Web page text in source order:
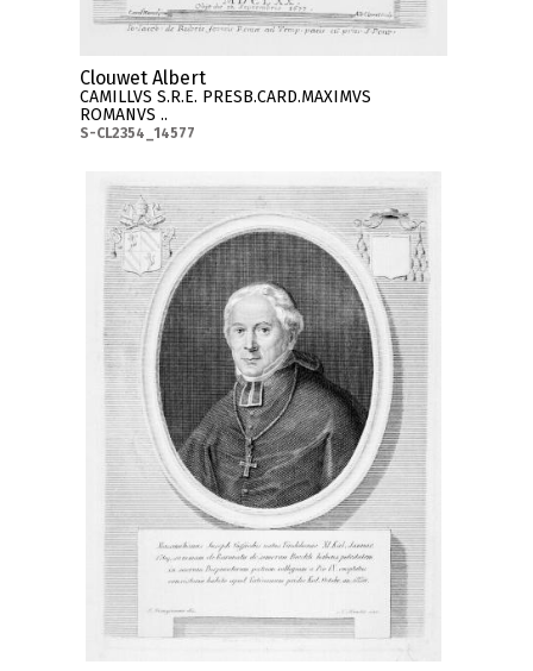
Clouwet Albert
CAMILLVS S.R.E. PRESB.CARD.MAXIMVS
ROMANVS ..
S-CL2354_14577